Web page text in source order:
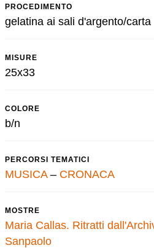
PROCEDIMENTO
gelatina ai sali d'argento/carta
MISURE
25x33
COLORE
b/n
PERCORSI TEMATICI
MUSICA– CRONACA
MOSTRE
Maria Callas. Ritratti
Sanpaolo